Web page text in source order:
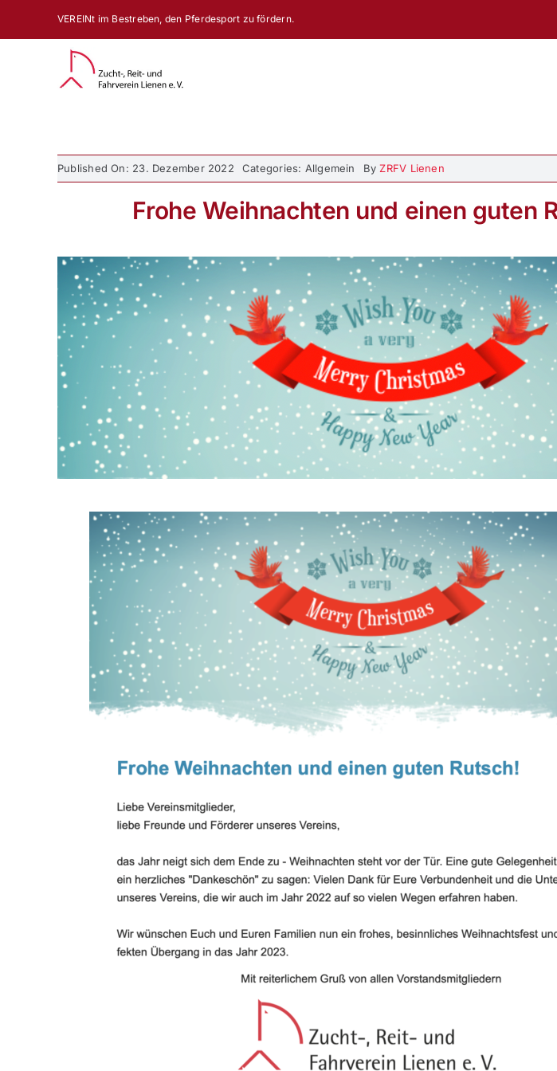
VEREINt im Bestreben, den Pferdesport zu fördern.
Published On: 23. Dezember 2022 Categories: Allgemein ByZRFV Lienen
Frohe Weihnachten und einen guten